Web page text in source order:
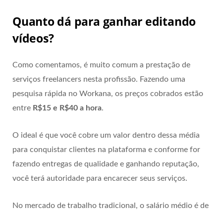
Quanto dá para ganhar editando
vídeos?
Como comentamos, é muito comum a prestação de
serviços freelancers nesta profissão. Fazendo uma
pesquisa rápida no Workana, os preços cobrados estão
entre R$15 e R$40 a hora.
O ideal é que você cobre um valor dentro dessa média
para conquistar clientes na plataforma e conforme for
fazendo entregas de qualidade e ganhando reputação,
você terá autoridade para encarecer seus serviços.
No mercado de trabalho tradicional, o salário médio é de